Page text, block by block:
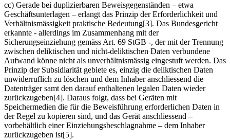
cc) Gerade bei duplizierbaren Beweisgegenständen – etwa
Geschäftsunterlagen – erlangt das Prinzip der Erforderlichkeit und
Verhältnismässigkeit praktische Bedeutung[3]. Das Bundesgericht
erkannte - allerdings im Zusammenhang mit der
Sicherungseinziehung gemäss Art. 69 StGB -, der mit der Trennung
zwischen deliktischen und nicht-deliktischen Daten verbundene
Aufwand könne nicht als unverhältnismässig eingestuft werden. Das
Prinzip der Subsidiarität gebiete es, einzig die deliktischen Daten
unwiderruflich zu löschen und dem Inhaber anschliessend die
Datenträger samt den darauf enthaltenen legalen Daten wieder
zurückzugeben[4]. Daraus folgt, dass bei Geräten mit
Speichermedien die für die Beweisführung erforderlichen Daten in
der Regel zu kopieren sind, und das Gerät anschliessend –
vorbehältlich einer Einziehungsbeschlagnahme – dem Inhaber
zurückzugeben ist[5].